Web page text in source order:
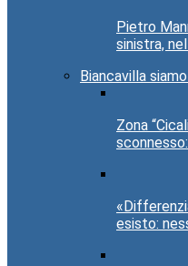
Pietro
sinistra,
Biancavilla
Zona
esisto: